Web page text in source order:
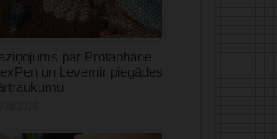
par Protaphane
un Levemir piegādes